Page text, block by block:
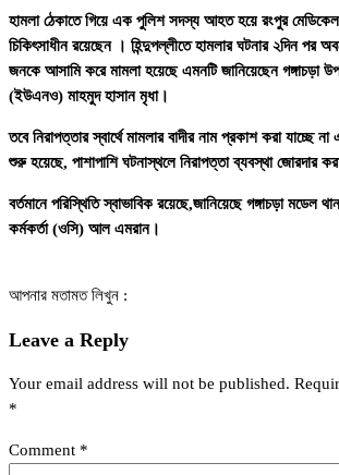
হামলা ঠেকাতে গিয়ে এক পুলিশ সদস্য আহত হয়ে রংপুর
চিকিৎসাধীন রয়েছেন । হিন্দুপল্লীতে হামলার ঘটনার ২দিন পর
জনকে আসামি করে মামলা হয়েছে এমনটি জানিয়েছেন গঙ্গাচড়া
(ইউএনও) মাহমুদ হাসান মৃধা।
তবে নিরাপত্তার স্বার্থে মামলার বাদীর নাম প্রকাশ করা যাচ্ছে
শুরু হয়েছে, পাশাপাশি ঘটনাস্থলে নিরাপত্তা ব্যবস্থা জোরদার
বর্তমানে পরিস্থিতি স্বাভাবিক রয়েছে,জানিয়েছে গঙ্গাচড়া মডেল
কর্মকর্তা (ওসি) আল এমরান।
আপনার মতামত লিখুন :
Leave a Reply
Your email address will not be published.
*
Comment *